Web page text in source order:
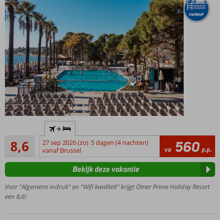
bosrijke
omgeving
direct aan
strand
Leuke
activiteiten
voor jong
8,6
Aanrader
132
beoordelingen
+
27 sep 2026 (zo) 5 dagen (4 nachten)
vanaf Brussel
va 560 p.p.
Voor “Algemene indruk” en “Wifi kwaliteit” krijgt Ömer Prime Holiday Resort
een 8,6!
Bekijk deze vakantie